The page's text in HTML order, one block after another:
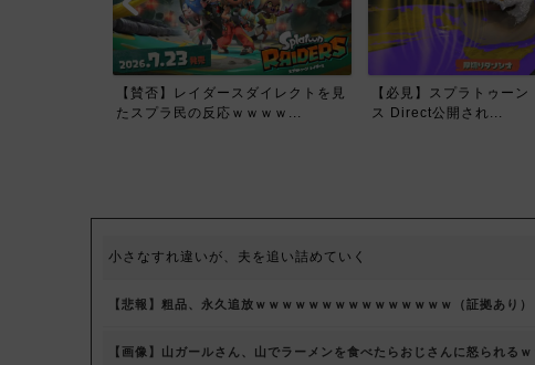
【賛否】レイダースダイレクトを見
たスプラ民の反応ｗｗｗｗ...
【必見】スプラトゥーン
ス Direct公開され...
小さなすれ違いが、夫を追い詰めていく
【悲報】粗品、永久追放ｗｗｗｗｗｗｗｗｗｗｗｗｗｗｗ（証拠あり）
【画像】山ガールさん、山でラーメンを食べたらおじさんに怒られるｗ